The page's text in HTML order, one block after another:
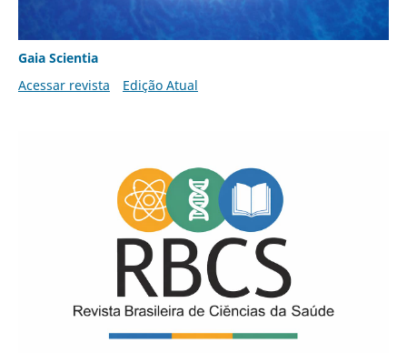
Gaia Scientia
Acessar revista
Edição Atual